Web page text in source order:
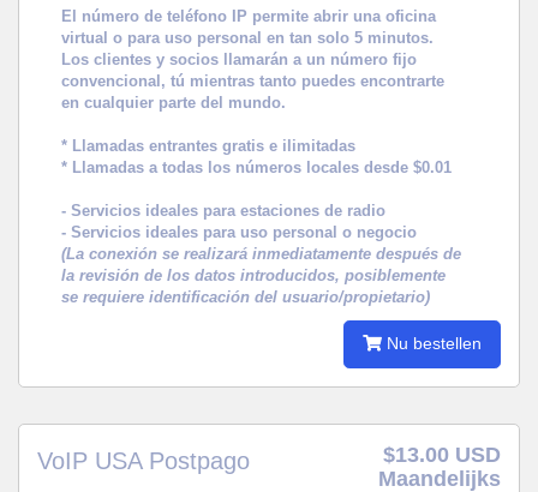
El número de teléfono IP permite abrir una oficina
virtual o para uso personal en tan solo 5 minutos.
Los clientes y socios llamarán a un número fijo
convencional, tú mientras tanto puedes encontrarte
en cualquier parte del mundo.
* Llamadas entrantes gratis e ilimitadas
* Llamadas a todas los números locales desde $0.01
- Servicios ideales para estaciones de radio
- Servicios ideales para uso personal o negocio
(La conexión se realizará inmediatamente después de
la revisión de los datos introducidos, posiblemente
se requiere identificación del usuario/propietario)
Nu bestellen
$13.00 USD
Maandelijks
VoIP USA Postpago